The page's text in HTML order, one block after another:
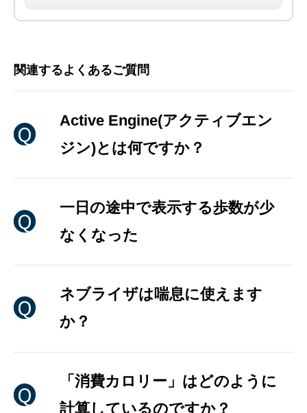
関連するよくあるご質問
Active Engine(アクティブエン
ジン)とは何ですか？
一日の途中で表示する歩数が少
なくなった
ネブライザは喘息に使えます
か？
「消費カロリー」はどのように
計算しているのですか？